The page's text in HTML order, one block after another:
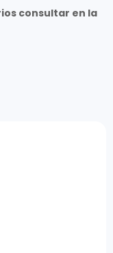
consultar en la